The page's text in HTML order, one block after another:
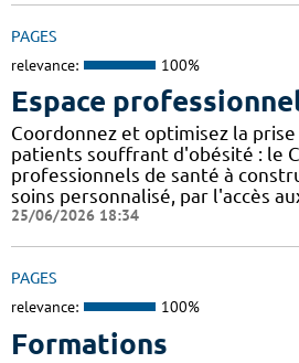
PAGES
relevance: 100%
Espace
Coordonnez et optimisez la
patients souffrant d'obésité : le
professionnels de santé à
soins personnalisé, par l'accès
25/06/2026 18:34
PAGES
relevance: 100%
Formations